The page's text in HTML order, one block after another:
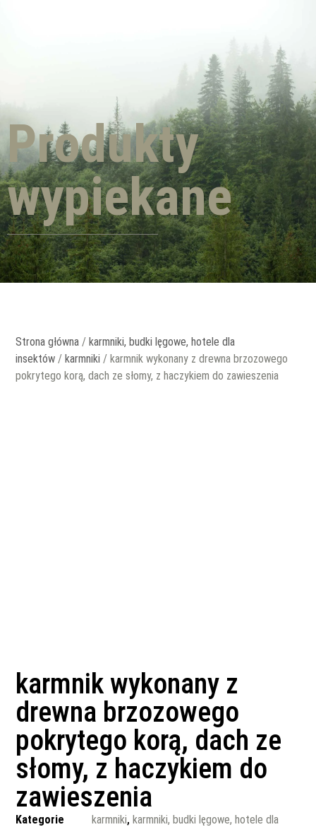
Produkty
wypiekane
Strona główna / karmniki, budki lęgowe, hotele dla
insektów / karmniki / karmnik wykonany z drewna brzozowego
pokrytego korą, dach ze słomy, z haczykiem do zawieszenia
karmnik wykonany z
drewna brzozowego
pokrytego korą, dach ze
słomy, z haczykiem do
zawieszenia
Kategorie karmniki,karmniki, budki lęgowe, hotele dla